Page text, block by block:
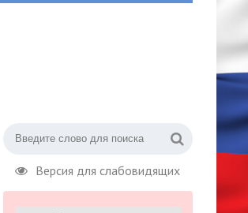
Версия для слабовидящих